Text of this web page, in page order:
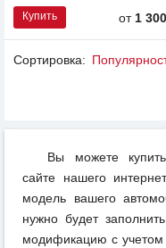
Купить от 1
Сортировка:
Вы можете
сайте нашего
модель вашего
нужно будет
модификацию с учетом